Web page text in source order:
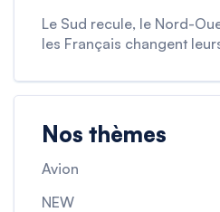
Le Sud recule, le Nord-
les Français changent
Nos thèmes
Avion
NEW